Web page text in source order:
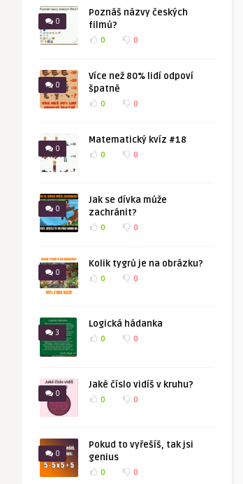
0
Poznáš názvy českých
filmů?
0 0
0
Více než 80% lidí odpoví
špatně
0 0
0
Matematický kvíz #18
0 0
0
Jak se dívka může
zachránit?
0 0
0
Kolik tygrů je na obrázku?
0 0
3
Logická hádanka
0 0
0
Jaké číslo vidíš v kruhu?
0 0
0
Pokud to vyřešíš, tak jsi
genius
0 0